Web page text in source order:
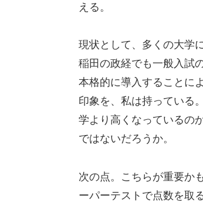
える。
現状として、多くの大学
稲田の政経でも一般入試
本格的に導入することに
印象を、私は持っている
学より高くなっているの
ではないだろうか。
次の点。こちらが重要か
ーパーテストで点数を取